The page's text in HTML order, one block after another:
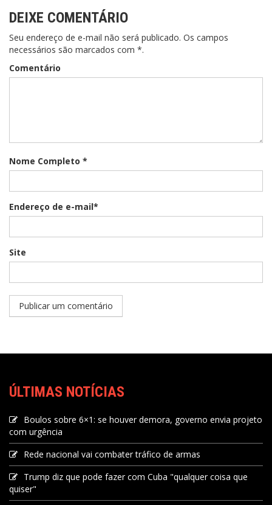
DEIXE COMENTÁRIO
Seu endereço de e-mail não será publicado. Os campos
necessários são marcados com *.
Comentário
Nome Completo *
Endereço de e-mail*
Site
ÚLTIMAS NOTÍCIAS
Boulos sobre 6×1: se houver demora, governo envia projeto
com urgência
Rede nacional vai combater tráfico de armas
Trump diz que pode fazer com Cuba "qualquer coisa que
quiser"